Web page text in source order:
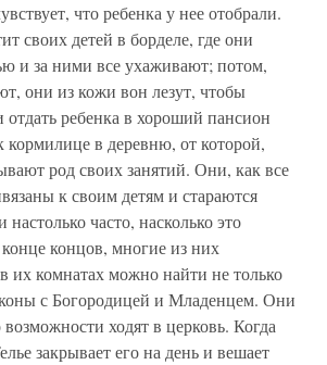
что ребенка у нее отобрали.
своих детей в борделе, где они
и за ними все ухаживают; потом,
они из кожи вон лезут, чтобы
отдать ребенка в хороший пансион
кормилице в деревню, от которой,
род своих занятий. Они, как все
к своим детям и стараются
часто, насколько это
концов, многие из них
их комнатах можно найти не только
с Богородицей и Младенцем. Они
ходят в церковь. Когда
закрывает его на день и вешает